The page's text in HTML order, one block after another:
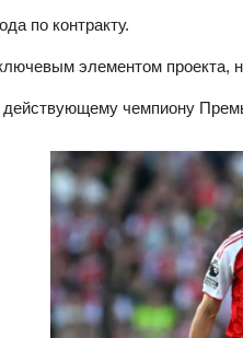
по контракту.
элементом проекта,
действующему чемпиону